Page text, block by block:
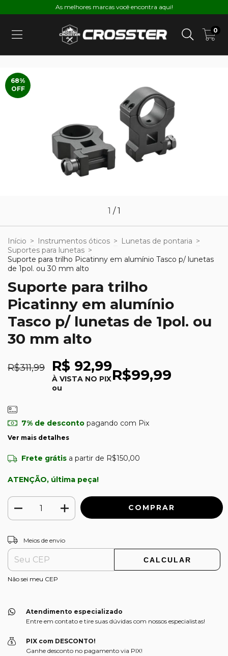
As melhores marcas você encontra aqui!
0
68%
OFF
1 /1
Início > Instrumentos óticos > Lunetas de pontaria >
Suportes para lunetas >
Suporte para trilho Picatinny em alumínio Tasco p/ lunetas
de 1pol. ou 30 mm alto
Suporte para trilho
Picatinny em alumínio
Tasco p/ lunetas de 1pol. ou
30 mm alto
R$311,99 R$ 92,99
À VISTA NO PIX
ou
R$99,99
7% de descontopagando com Pix
Ver mais detalhes
Frete grátis a partir de R$150,00
ATENÇÃO, última peça!
Entregas para o CEP:
Meios de envio
CALCULAR
Não sei meu CEP
Atendimento especializado
Entre em contato e tire suas dúvidas com nossos especialistas!
PIX com DESCONTO!
Ganhe desconto no pagamento via PIX!